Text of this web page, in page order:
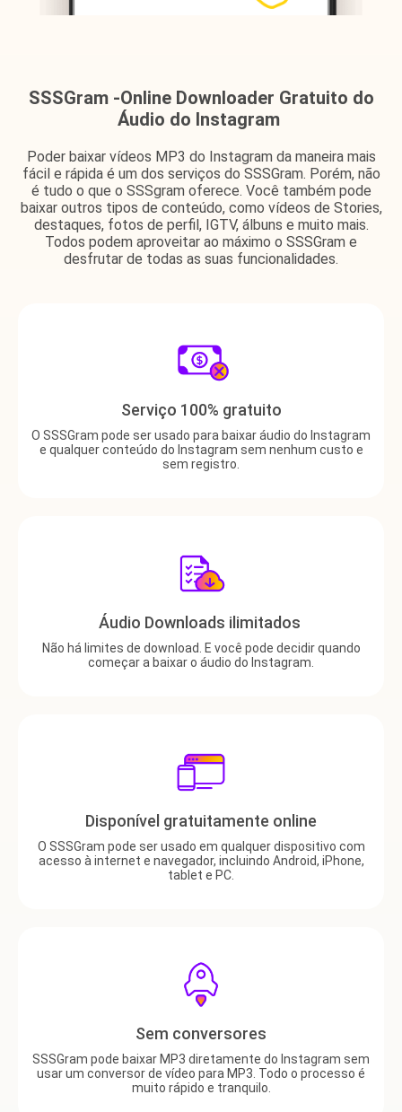
SSSGram -Online Downloader Gratuito do
Áudio do Instagram
Poder baixar vídeos MP3 do Instagram da maneira mais
fácil e rápida é um dos serviços do SSSGram. Porém, não
é tudo o que o SSSgram oferece. Você também pode
baixar outros tipos de conteúdo, como vídeos de Stories,
destaques, fotos de perfil, IGTV, álbuns e muito mais.
Todos podem aproveitar ao máximo o SSSGram e
desfrutar de todas as suas funcionalidades.
Serviço 100% gratuito
O SSSGram pode ser usado para baixar áudio do Instagram
e qualquer conteúdo do Instagram sem nenhum custo e
sem registro.
Áudio Downloads ilimitados
Não há limites de download. E você pode decidir quando
começar a baixar o áudio do Instagram.
Disponível gratuitamente online
O SSSGram pode ser usado em qualquer dispositivo com
acesso à internet e navegador, incluindo Android, iPhone,
tablet e PC.
Sem conversores
SSSGram pode baixar MP3 diretamente do Instagram sem
usar um conversor de vídeo para MP3. Todo o processo é
muito rápido e tranquilo.